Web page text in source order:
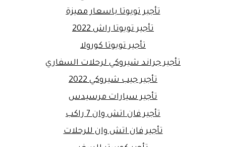
تأجير تويوتا باسعار مميزة
تأجير تويوتا راش 2022
تأجير تويوتا كورولا
تأجير جراند شيروكي لرحلات السفاري
تأجير جيب شيروكي 2022
تأجير سيارات مرسيدس
تأجير فان اتش وان 7 راكب
تأجير فان اتش وان للرحلات